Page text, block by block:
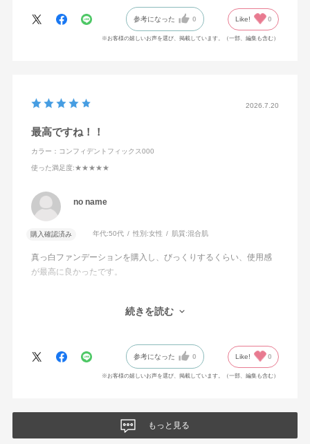
サフラワー油・ジパルミチン酸アスコルビル・セージ葉エ
キス・セイヨウハッカ葉エキス・トコフェロール・ナイア
ジステアルジモニウムヘクトライト・スクワラン・ステア
アロイルグルタミン酸2Na・ハイドロゲンジメチコン・パ
ルミチン酸デキストリン・塩化Na・水酸化Al・フェノキシ
エタノール・マイカ・酸化チタン・酸化鉄
参考になった 0 Like! 0
※お客様の嬉しいお声を選び、掲載しています。（一部、編集も含む）
2026.7.20
最高ですね！！
カラー：コンフィデントフィックス000
使った満足度:★★★★★
no name
購入確認済み 年代:50代 性別:女性 肌質:混合肌
真っ白ファンデーションを購入し、びっくりするくらい、使用感
が最高に良かったです。
で顔全体に使えるので、薄付なのに肌にだんだんなじんでいく色
もかなり良く、長年、化粧生活をしてきましたが、最近はプチプ
ラに「はまり」つつありました。が、今回機会がありアディクシ
ョンの製品にたどり着き、「こんなにも性能が良いのか！」と感
量を多く出しすぎないように注意しながら、毎日、使いたい思い
続きを読む
参考になった 0 Like! 0
※お客様の嬉しいお声を選び、掲載しています。（一部、編集も含む）
もっと見る